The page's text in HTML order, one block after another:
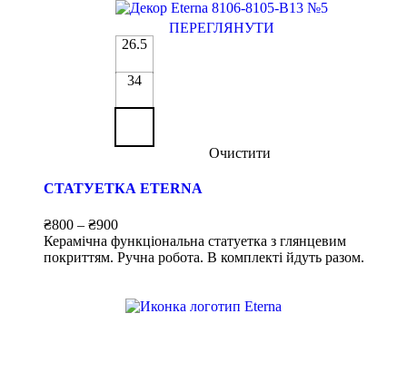
ПЕРЕГЛЯНУТИ
26.5
34
Очистити
СТАТУЕТКА ETERNA
₴800 – ₴900
Керамічна функціональна статуетка з глянцевим
покриттям. Ручна робота. В комплекті йдуть разом.